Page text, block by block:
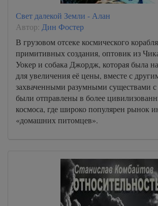
Свет далекой Земли - Алан
Автор: Дин Фостер
В грузовом отсеке космического
примитивных создания, оптовик из
Уокер и собака Джордж, которая была
для увеличения её цены, вместе с
захваченными разумными существами
были отправлены в более
космоса, где широко популярен рынок
«домашних питомцев».